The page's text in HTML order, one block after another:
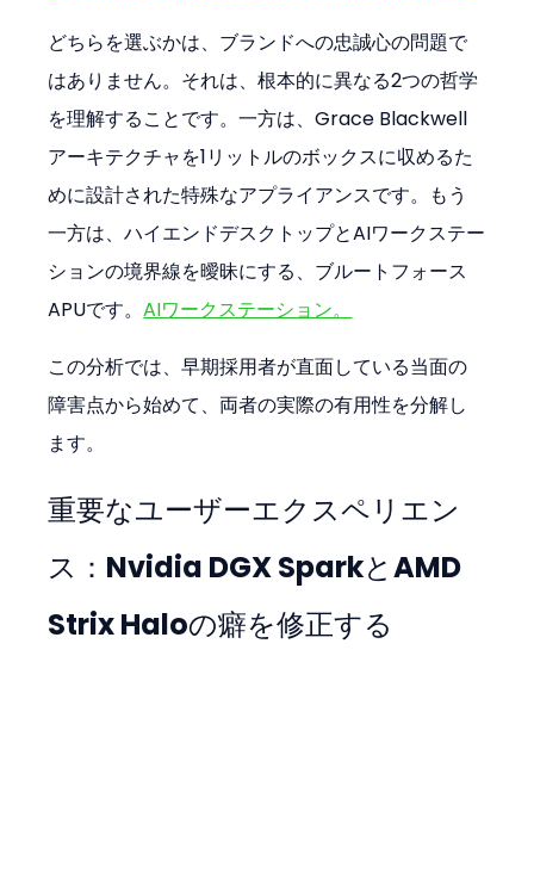
どちらを選ぶかは、ブランドへの忠誠心の問題で
はありません。それは、根本的に異なる2つの哲学
を理解することです。一方は、Grace Blackwell
アーキテクチャを1リットルのボックスに収めるた
めに設計された特殊なアプライアンスです。もう
一方は、ハイエンドデスクトップとAIワークステー
ションの境界線を曖昧にする、ブルートフォース
APUです。AIワークステーション。
この分析では、早期採用者が直面している当面の
障害点から始めて、両者の実際の有用性を分解し
ます。
重要なユーザーエクスペリエン
ス：Nvidia DGX SparkとAMD
Strix Haloの癖を修正する